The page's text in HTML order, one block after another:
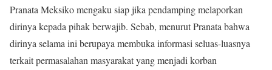
Pranata Meksiko mengaku siap jika pendamping melaporkan
dirinya kepada pihak berwajib. Sebab, menurut Pranata bahwa
dirinya selama ini berupaya membuka informasi seluas-luasnya
terkait permasalahan masyarakat yang menjadi korban